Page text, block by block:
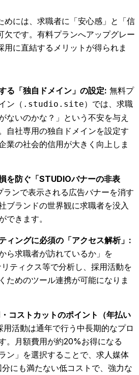
めには、求職者に「安心感」と「信
欠です。有料プランへアップグレー
用に直結するメリットが得られま
る「独自ドメイン」の設定: 無料プ
ン（ .studio.site）では、求職
ないのかな？」という不安を与え
自社専用の独自ドメインを設定す
業の社会的信用が大きく向上しま
を防ぐ「STUDIOバナーの非表
ランで表示される広告バナーを消す
ブランドの世界観に求職者を没入
できます。
ィングに必須の「アクセス解析」:
ら求職者が訪れているか」を
ティクス等で分析し、採用活動を
ためのツール連携が可能になりま
コストカットのポイント（年払い
用活動は通年で行う中長期的なプロ
。月額費用が約20%お得になる
ン」を選択することで、求人媒体
にも満たない低コストで、強力な